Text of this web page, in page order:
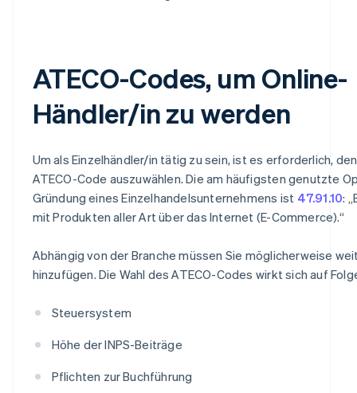
ATECO-Codes, um Online-
Händler/in zu werden
Um als Einzelhändler/in tätig zu sein, ist es erforderlich,
ATECO-Code auszuwählen. Die am häufigsten genutzte
Gründung eines Einzelhandelsunternehmens ist 47.91.10:
mit Produkten aller Art über das Internet (E-Commerce).“
Abhängig von der Branche müssen Sie möglicherweise
hinzufügen. Die Wahl des ATECO-Codes wirkt sich auf
Steuersystem
Höhe der INPS-Beiträge
Pflichten zur Buchführung